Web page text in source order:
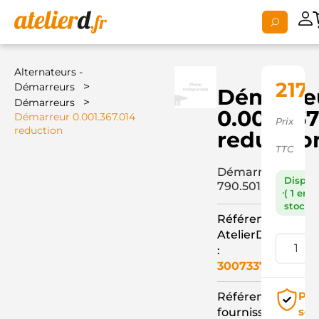
Alternateurs -
Démarreurs
>
Démarreurs >
Démarreur 0.001.367.014
reduction
Démarreur
790.501.093+
Référence
AtelierD
:
3007337
Référence
fournisseur
Prix
TTC
( 1 en
stock )